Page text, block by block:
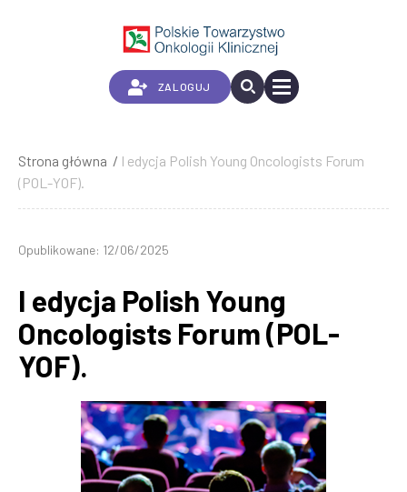
ZALOGUJ
Ścieżka
nawigacyjna
Strona główna
I edycja Polish Young Oncologists Forum
(POL-YOF).
Opublikowane: 12/06/2025
I edycja Polish Young
Oncologists Forum (POL-
YOF).